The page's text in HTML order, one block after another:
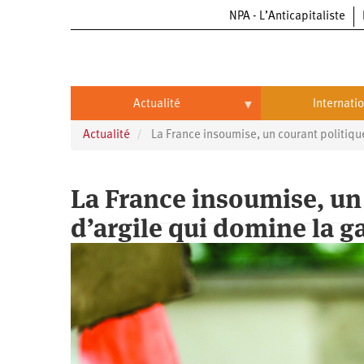
NPA - L’Anticapitaliste
Actualité
Actualité
Entreprises
Entreprises
Aéronautique
Commerce
Oppressions
Antiracisme
Féminisme
Écologie
Éducation
International
Chine
États-
Unis
Continents
Continents
Actualité La France insoumise, un courant
La France insoumise,
d’argile qui domine la